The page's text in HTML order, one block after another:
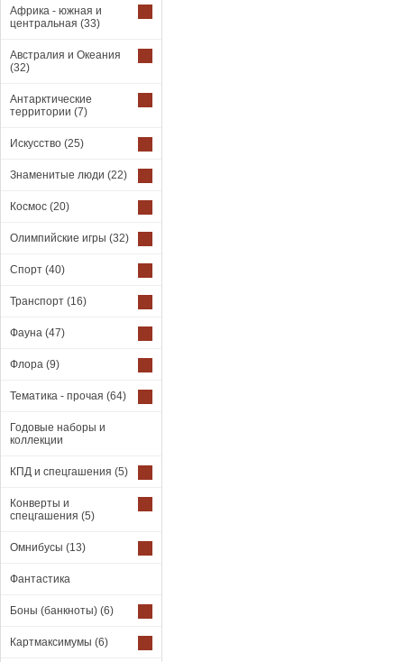
Африка - южная и
центральная (33)
Австралия и Океания
(32)
Антарктические
территории (7)
Искусство (25)
Знаменитые люди (22)
Космос (20)
Олимпийские игры (32)
Спорт (40)
Транспорт (16)
Фауна (47)
Флора (9)
Тематика - прочая (64)
Годовые наборы и
коллекции
КПД и спецгашения (5)
Конверты и
спецгашения (5)
Омнибусы (13)
Фантастика
Боны (банкноты) (6)
Картмаксимумы (6)